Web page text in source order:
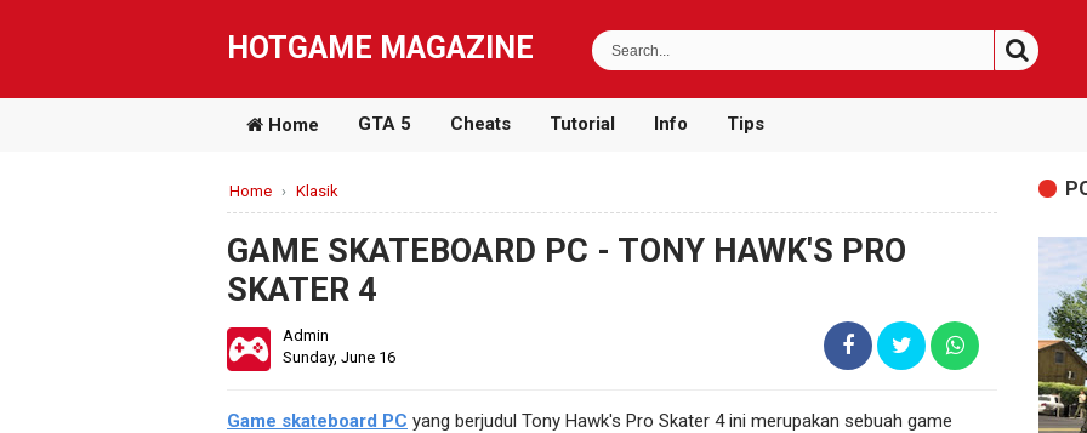
HOTGAME MAGAZINE
Home GTA 5 Cheats Tutorial Info Tips
Home › Klasik
GAME SKATEBOARD PC - TONY HAWK'S PRO
SKATER 4
Admin
Sunday, June 16
Game skateboard PC yang berjudul Tony Hawk's Pro Skater 4 ini merupakan sebuah game